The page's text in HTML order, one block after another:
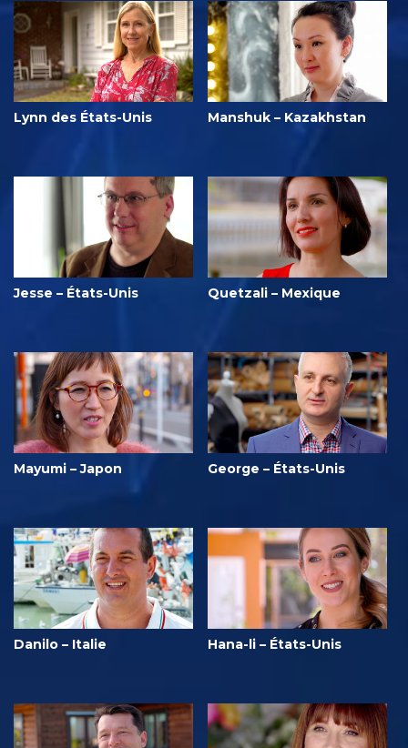
Lynn des États-Unis Manshuk – Kazakhstan
Jesse – États-Unis Quetzali – Mexique
Mayumi – Japon George – États-Unis
Danilo – Italie Hana-li – États-Unis